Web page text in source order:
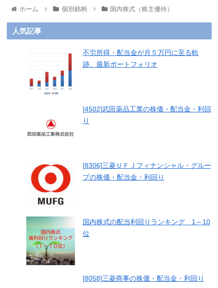
ホーム 個別銘柄 国内株式（株主優待）
人気記事
不労所得・配当金が月５万円に至る軌
跡、最新ポートフォリオ
[4502]武田薬品工業の株価・配当金・利回
り
[8306]三菱ＵＦＪフィナンシャル・グルー
プの株価・配当金・利回り
国内株式の配当利回りランキング 1～10
位
[8058]三菱商事の株価・配当金・利回り